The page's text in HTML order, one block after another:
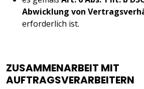
Abwicklung von
erforderlich ist.
ZUSAMMENARBEIT MIT
AUFTRAGSVERARBEITERN